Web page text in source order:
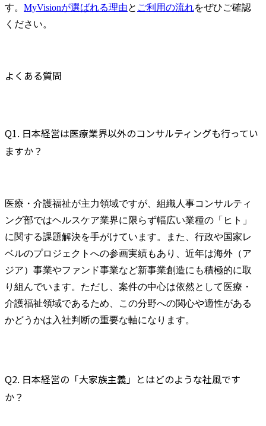
す。 MyVisionが選ばれる理由と ご利用の流れをぜひご確認
ください。
よくある質問
Q1. 日本経営は医療業界以外のコンサルティングも行ってい
ますか？
医療・介護福祉が主力領域ですが、組織人事コンサルティ
ング部ではヘルスケア業界に限らず幅広い業種の「ヒト」
に関する課題解決を手がけています。また、行政や国家レ
ベルのプロジェクトへの参画実績もあり、近年は海外（ア
ジア）事業やファンド事業など新事業創造にも積極的に取
り組んでいます。ただし、案件の中心は依然として医療・
介護福祉領域であるため、この分野への関心や適性がある
かどうかは入社判断の重要な軸になります。
Q2. 日本経営の「大家族主義」とはどのような社風です
か？